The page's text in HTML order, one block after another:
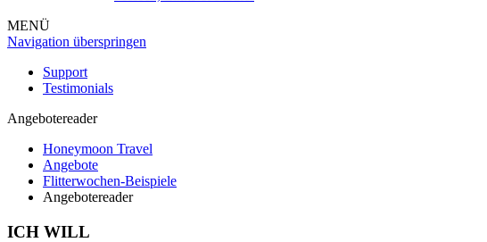
MENÜ
Navigation überspringen
Support
Testimonials
Angebotereader
Honeymoon Travel
Angebote
Flitterwochen-Beispiele
Angebotereader
ICH WILL